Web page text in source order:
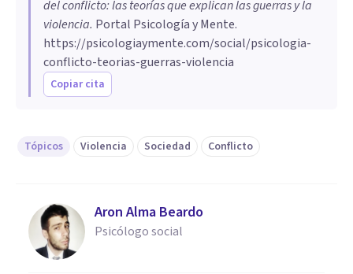
del conflicto: las teorías que explican las guerras y la
violencia. Portal Psicología y Mente.
https://psicologiaymente.com/social/psicologia-
conflicto-teorias-guerras-violencia
Copiar cita
Tópicos Violencia Sociedad Conflicto
Aron Alma Beardo
Psicólogo social